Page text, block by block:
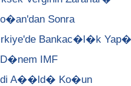
Sonra
Bankac�l�k
IMF
A��ld� Ko�un